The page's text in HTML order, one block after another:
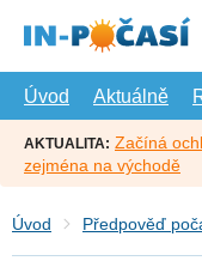
hlavní
Úvod
Aktuálně
AKTUALITA: Začíná
zejména na východě
Úvod Předpověď